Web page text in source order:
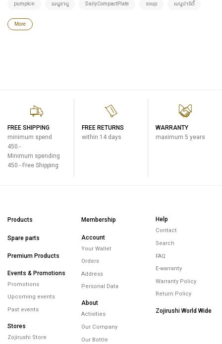
pumpkin เมนูชาบู DailyCompactPlate soup เมนูปาร์ตี้
More
FREE SHIPPING
minimum spend
450.-
Minimum spending
450.- Free Shipping
FREE RETURNS
within 14 days
WARRANTY
maximum 5 years
Products
Spare parts
Premium Products
Events & Promotions
Promotions
Upcoming events
Past events
Stores
Zojirushi Store
Membership
Account
Your Wallet
Orders
Address
Personal Data
About
Activities
Our Company
Our Bottle
Help
Contact
Search
FAQ
E-warranty
Warranty Policy
Return Policy
Zojirushi World Wide